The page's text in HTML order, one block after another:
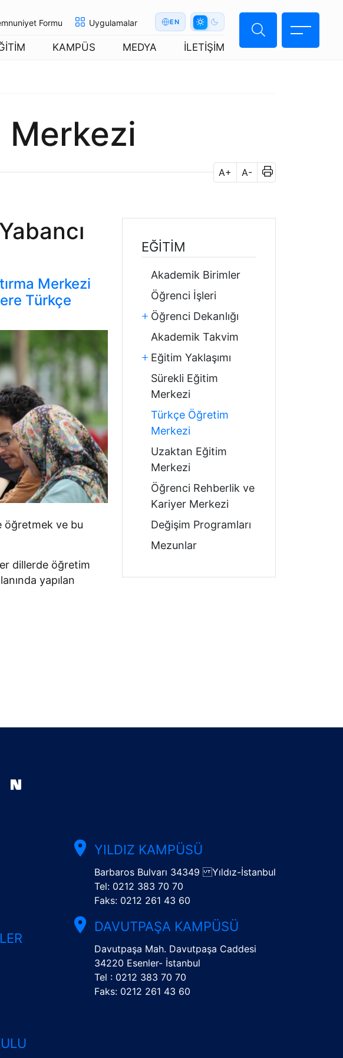
Formu Uygulamalar EN
KAMPÜS MEDYA İLETİŞİM
Merkezi
A+ A-
Merkezi
Türkçe
öğretmek ve bu
dillerde öğretim
yapılan
EĞİTİM
Akademik Birimler
Öğrenci İşleri
Öğrenci Dekanlığı
Akademik Takvim
Eğitim Yaklaşımı
Sürekli Eğitim
Merkezi
Türkçe Öğretim
Merkezi
Uzaktan Eğitim
Merkezi
Öğrenci Rehberlik ve
Kariyer Merkezi
Değişim Programları
Mezunlar
YILDIZ KAMPÜSÜ
Barbaros Bulvarı 34349 Yıldız-İstanbul
Tel: 0212 383 70 70
Faks: 0212 261 43 60
DAVUTPAŞA KAMPÜSÜ
Davutpaşa Mah. Davutpaşa Caddesi
34220 Esenler- İstanbul
Tel : 0212 383 70 70
Faks: 0212 261 43 60